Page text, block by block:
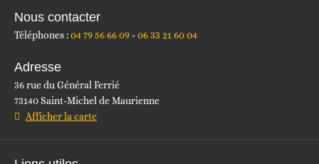
Nous contacter
Téléphones :04 79 56 66 09 06 33 21 60 04
Adresse
36 rue du Général Ferrié
73140 Saint-Michel de Maurienne
Afficher la carte